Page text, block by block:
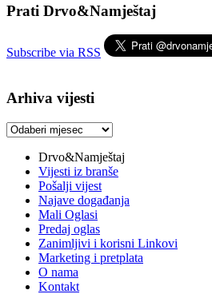
Prati Drvo&Namještaj
Subscribe via RSS
Arhiva vijesti
Arhiva
Drvo&Namještaj
Vijesti iz branše
Pošalji vijest
Najave događanja
Mali Oglasi
Predaj oglas
Zanimljivi i korisni Linkovi
Marketing i pretplata
O nama
Kontakt